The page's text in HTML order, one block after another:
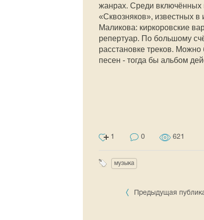
жанрах. Среди включённых
«Сквозняков», известных
Маликова: киркоровские
репертуар. По большому
расстановке треков.
песен - тогда бы альбом
1 0 621
музыка
Предыдущая